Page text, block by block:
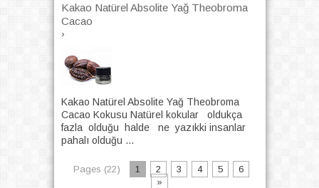
Kakao Natürel Absolite Yağ Theobroma
Cacao
›
Kakao Natürel Absolite Yağ Theobroma
Cacao Kokusu Natürel kokular oldukça
fazla olduğu halde ne yazıkki insanlar
pahalı olduğu ...
Pages (22) 1 2 3 4 5
6
»